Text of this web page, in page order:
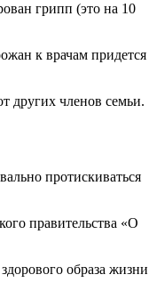
грипп (это на 10
к врачам придется
других членов семьи.
протискиваться
правительства «О
образа жизни